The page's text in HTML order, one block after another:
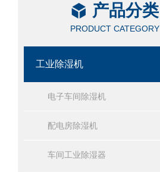
产品分类
PRODUCT CATEGORY
工业除湿机
电子车间除湿机
配电房除湿机
车间工业除湿器